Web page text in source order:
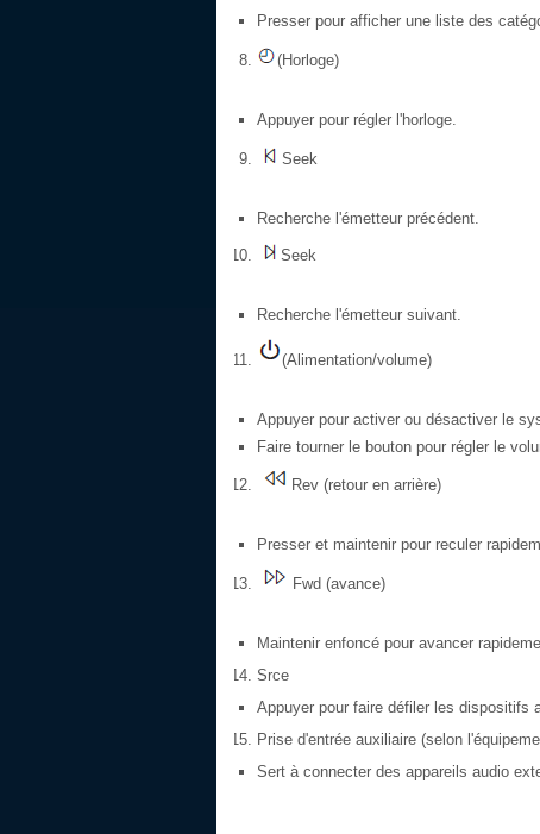
Presser pour afficher une liste des
(Horloge)
Appuyer pour régler l'horloge.
Seek
Recherche l'émetteur précédent.
Seek
Recherche l'émetteur suivant.
(Alimentation/volume)
Appuyer pour activer ou désactiver le
Faire tourner le bouton pour régler le
Rev (retour en arrière)
Presser et maintenir pour reculer
Fwd (avance)
Maintenir enfoncé pour avancer
Srce
Appuyer pour faire défiler les dispositifs
Prise d'entrée auxiliaire (selon
Sert à connecter des appareils audio